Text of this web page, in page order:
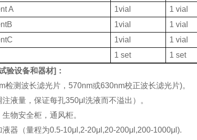
A
1vial 1 vial
1vial 1 vial
1vial 1 vial
1 set 1 set
验设备和器材]：
检测波长滤光片，570nm或630nm校正波长滤光片)。
液量，保证每孔350μl洗液而不溢出）。
物安全柜，通风柜。
液器（量程为0.5-10μl,2-20μl,20-200μl,200-1000μl).